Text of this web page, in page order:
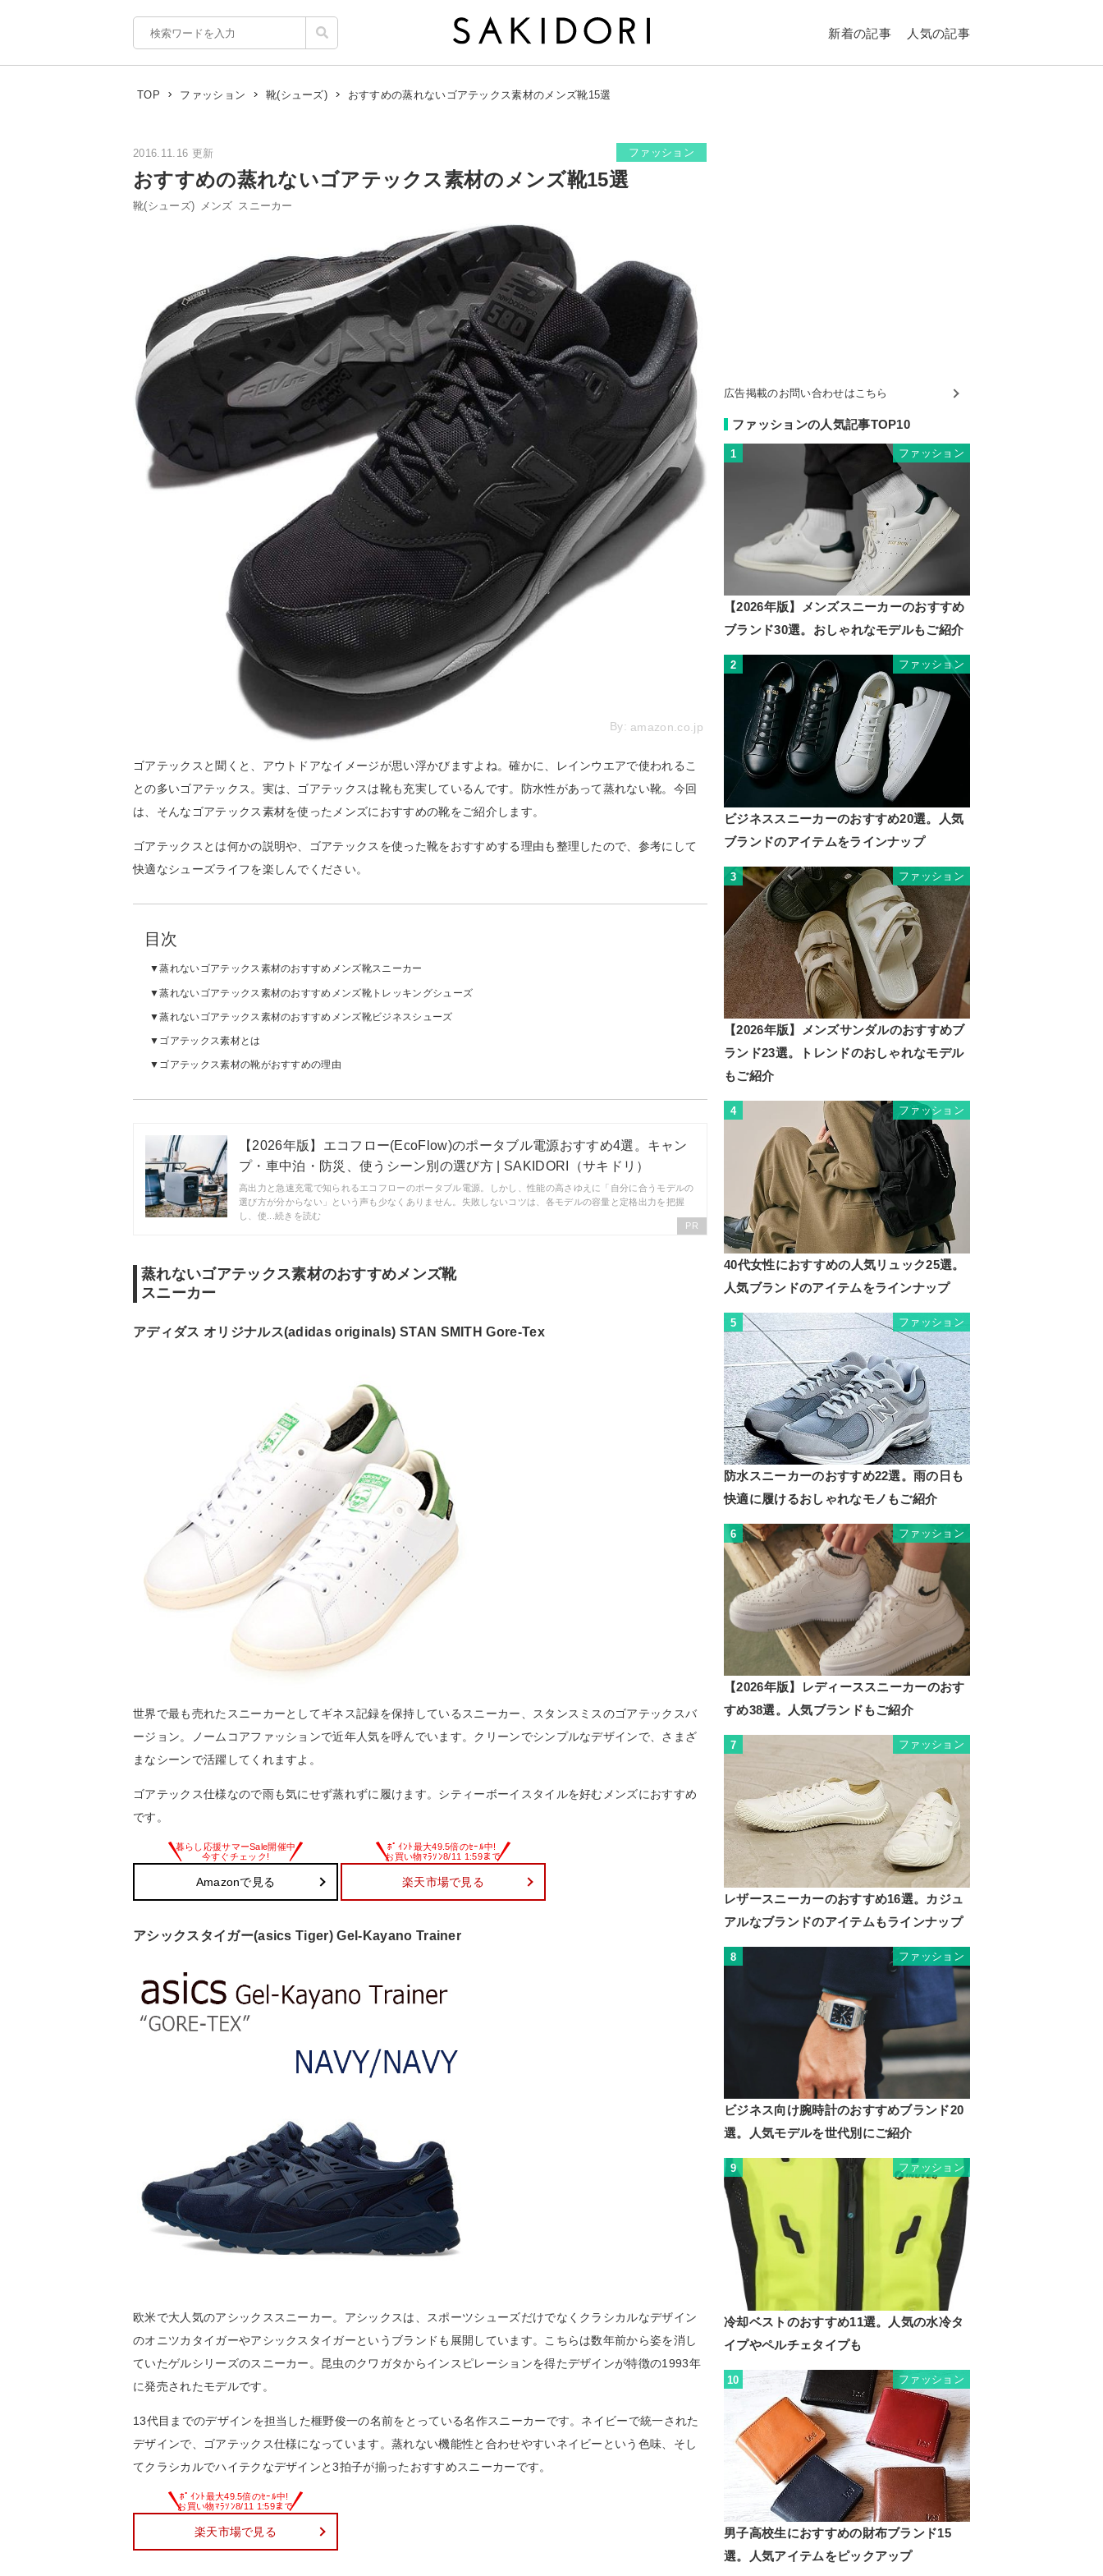
新着の記事 人気の記事
TOP ファッション 靴(シューズ) おすすめの蒸れないゴアテックス素材のメンズ靴15選
2016.11.16 更新 ファッション
おすすめの蒸れないゴアテックス素材のメンズ靴15選
靴(シューズ) メンズ スニーカー
By: amazon.co.jp
ゴアテックスと聞くと、アウトドアなイメージが思い浮かびますよね。確かに、レインウエアで使われるこ
との多いゴアテックス。実は、ゴアテックスは靴も充実しているんです。防水性があって蒸れない靴。今回
は、そんなゴアテックス素材を使ったメンズにおすすめの靴をご紹介します。
ゴアテックスとは何かの説明や、ゴアテックスを使った靴をおすすめする理由も整理したので、参考にして
快適なシューズライフを楽しんでください。
目次
蒸れないゴアテックス素材のおすすめメンズ靴スニーカー
蒸れないゴアテックス素材のおすすめメンズ靴トレッキングシューズ
蒸れないゴアテックス素材のおすすめメンズ靴ビジネスシューズ
ゴアテックス素材とは
ゴアテックス素材の靴がおすすめの理由
【2026年版】エコフロー(EcoFlow)のポータブル電源おすすめ4選。キャン
プ・車中泊・防災、使うシーン別の選び方 | SAKIDORI（サキドリ）
高出力と急速充電で知られるエコフローのポータブル電源。しかし、性能の高さゆえに「自分に合うモデルの
選び方が分からない」という声も少なくありません。失敗しないコツは、各モデルの容量と定格出力を把握
し、使...続きを読む
PR
蒸れないゴアテックス素材のおすすめメンズ靴
スニーカー
アディダス オリジナルス(adidas originals) STAN SMITH Gore-Tex
世界で最も売れたスニーカーとしてギネス記録を保持しているスニーカー、スタンスミスのゴアテックスバ
ージョン。ノームコアファッションで近年人気を呼んでいます。クリーンでシンプルなデザインで、さまざ
まなシーンで活躍してくれますよ。
ゴアテックス仕様なので雨も気にせず蒸れずに履けます。シティーボーイスタイルを好むメンズにおすすめ
です。
Amazonで見る 楽天市場で見る
アシックスタイガー(asics Tiger) Gel-Kayano Trainer
欧米で大人気のアシックススニーカー。アシックスは、スポーツシューズだけでなくクラシカルなデザイン
のオニツカタイガーやアシックスタイガーというブランドも展開しています。こちらは数年前から姿を消し
ていたゲルシリーズのスニーカー。昆虫のクワガタからインスピレーションを得たデザインが特徴の1993年
に発売されたモデルです。
13代目までのデザインを担当した榧野俊一の名前をとっている名作スニーカーです。ネイビーで統一された
デザインで、ゴアテックス仕様になっています。蒸れない機能性と合わせやすいネイビーという色味、そし
てクラシカルでハイテクなデザインと3拍子が揃ったおすすめスニーカーです。
楽天市場で見る
広告掲載のお問い合わせはこちら
ファッションの人気記事TOP10
1 ファッション
【2026年版】メンズスニーカーのおすすめ
ブランド30選。おしゃれなモデルもご紹介
2 ファッション
ビジネススニーカーのおすすめ20選。人気
ブランドのアイテムをラインナップ
3 ファッション
【2026年版】メンズサンダルのおすすめブ
ランド23選。トレンドのおしゃれなモデル
もご紹介
4 ファッション
40代女性におすすめの人気リュック25選。
人気ブランドのアイテムをラインナップ
5 ファッション
防水スニーカーのおすすめ22選。雨の日も
快適に履けるおしゃれなモノもご紹介
6 ファッション
【2026年版】レディーススニーカーのおす
すめ38選。人気ブランドもご紹介
7 ファッション
レザースニーカーのおすすめ16選。カジュ
アルなブランドのアイテムもラインナップ
8 ファッション
ビジネス向け腕時計のおすすめブランド20
選。人気モデルを世代別にご紹介
9 ファッション
冷却ベストのおすすめ11選。人気の水冷タ
イプやペルチェタイプも
10 ファッション
男子高校生におすすめの財布ブランド15
選。人気アイテムをピックアップ